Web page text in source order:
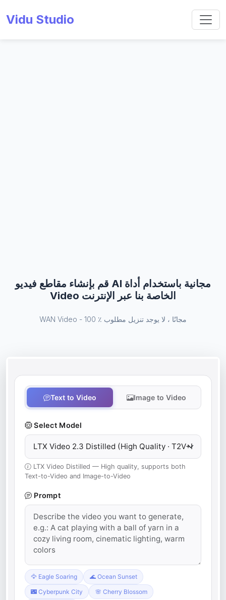
Vidu Studio
قم بإنشاء مقاطع فيديو AI مجانية باستخدام أداة
Video الخاصة بنا عبر الإنترنت
WAN Video - 100 ٪ مجانًا ، لا يوجد تنزيل مطلوب